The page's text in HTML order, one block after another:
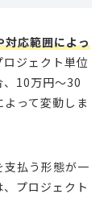
対応範囲によっ
ジェクト単位
、10万円〜30
って変動しま
払う形態が一
プロジェクト